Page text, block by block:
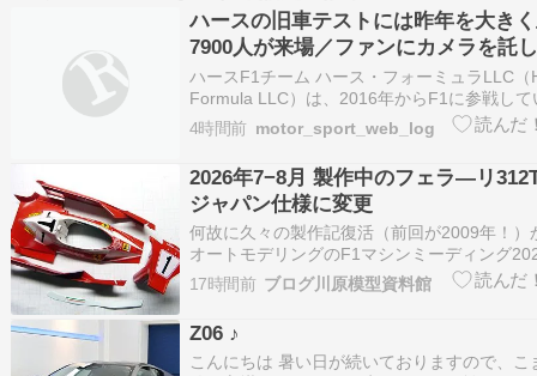
ハースの旧車テストには昨年を大き
7900人が来場／ファンにカメラを託
ーレン【F1 SNSまとめ】
ハースF1チーム ハース・フォーミュラLLC（
Formula LLC）は、2016年からF1に参戦して
合衆国のレーシング・コンストラクター。創
ン・ハース（英語版）。 2026年現在のエン
『TGR・ハースF1チーム』（TGR Haas F…
4時間前 motor_sport_web_log
2026年7−8月 製作中のフェラ―リ
ジャパン仕様に変更
何故に久々の製作記復活（前回が2009年！）
オートモデリングのF1マシンミーディング
ようと思ったからです。 なんとなくネットを
上村アキヒロさんもとの事！勝手にテンショ
すが…
17時間前 ブログ川原模型資料館
Z06 ♪
こんにちは 暑い日が続いておりますので、こ